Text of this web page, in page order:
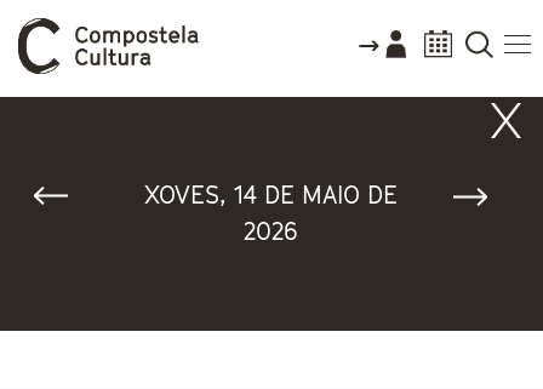
XOVES, 14 DE MAIO DE
2026